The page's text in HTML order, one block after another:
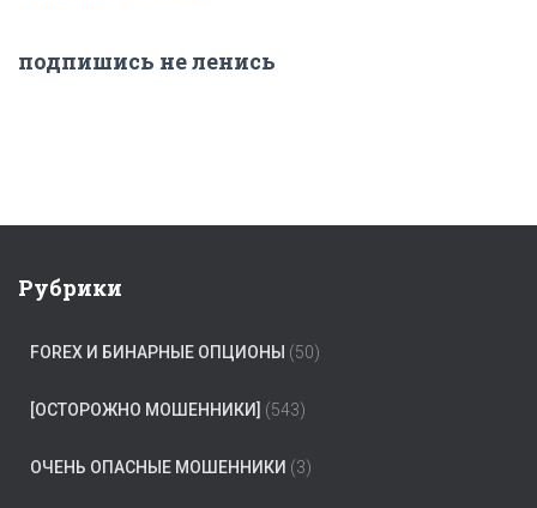
подпишись не ленись
Рубрики
FOREX И БИНАРНЫЕ ОПЦИОНЫ (50)
[ОСТОРОЖНО МОШЕННИКИ] (543)
ОЧЕНЬ ОПАСНЫЕ МОШЕННИКИ (3)